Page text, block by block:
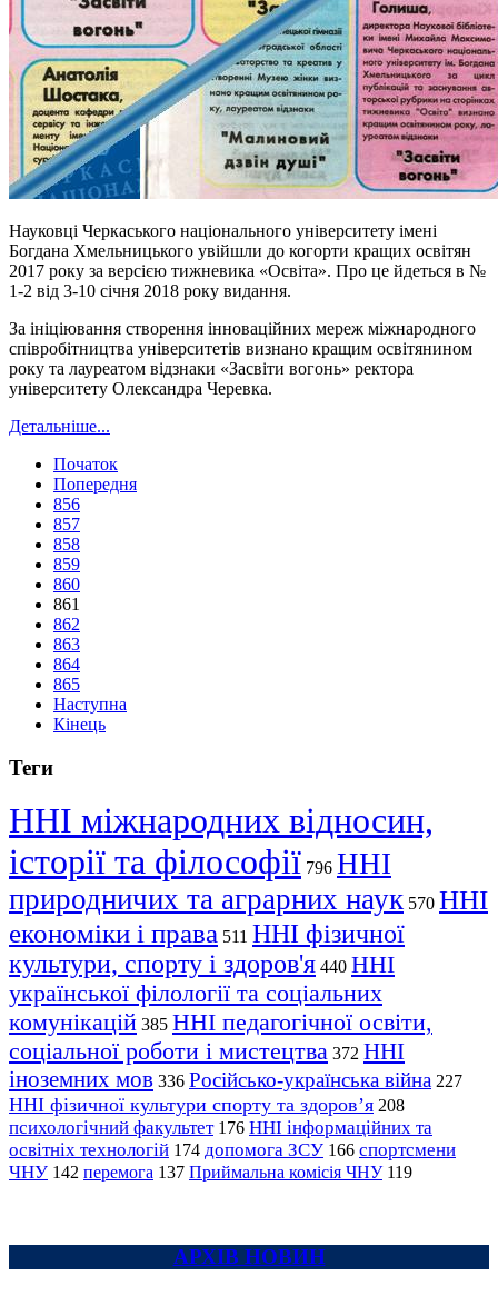
Науковці Черкаського національного університету імені
Богдана Хмельницького увійшли до когорти кращих освітян
2017 року за версією тижневика «Освіта». Про це йдеться в №
1-2 від 3-10 січня 2018 року видання.
За ініціювання створення інноваційних мереж міжнародного
співробітництва університетів визнано кращим освітянином
року та лауреатом відзнаки «Засвіти вогонь» ректора
університету Олександра Черевка.
Детальніше...
Початок
Попередня
856
857
858
859
860
861
862
863
864
865
Наступна
Кінець
Теги
ННІ міжнародних відносин,
історії та філософії 796 ННІ
природничих та аграрних наук 570 ННІ
економіки і права 511 ННІ фізичної
культури, спорту і здоров'я 440 ННІ
української філології та соціальних
комунікацій 385 ННІ педагогічної освіти,
соціальної роботи і мистецтва 372 ННІ
іноземних мов 336 Російсько-українська війна 227
ННІ фізичної культури спорту та здоров’я 208
психологічний факультет 176 ННІ інформаційних та
освітніх технологій 174 допомога ЗСУ 166 спортсмени
ЧНУ 142 перемога 137 Приймальна комісія ЧНУ 119
АРХІВ НОВИН